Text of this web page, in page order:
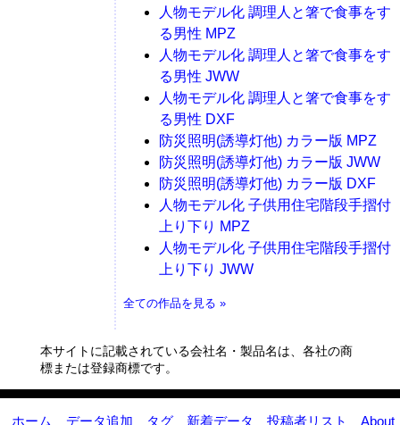
人物モデル化 調理人と箸で食事をす
る男性 MPZ
人物モデル化 調理人と箸で食事をす
る男性 JWW
人物モデル化 調理人と箸で食事をす
る男性 DXF
防災照明(誘導灯他) カラー版 MPZ
防災照明(誘導灯他) カラー版 JWW
防災照明(誘導灯他) カラー版 DXF
人物モデル化 子供用住宅階段手摺付
上り下り MPZ
人物モデル化 子供用住宅階段手摺付
上り下り JWW
全ての作品を見る »
本サイトに記載されている会社名・製品名は、各社の商
標または登録商標です。
ホーム データ追加 タグ 新着データ 投稿者リスト About